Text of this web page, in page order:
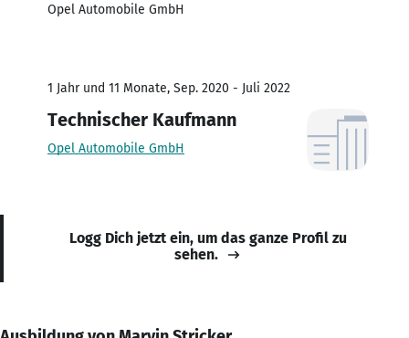
Opel Automobile GmbH
1 Jahr und 11 Monate, Sep. 2020 - Juli 2022
Technischer Kaufmann
Opel Automobile GmbH
Logg Dich jetzt ein, um das ganze Profil zu
sehen.